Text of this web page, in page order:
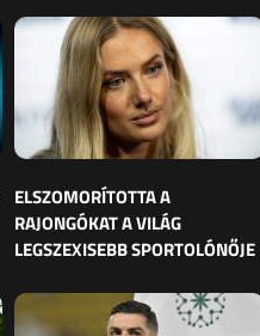
ELSZOMORÍTOTTA A
RAJONGÓKAT A VILÁG
LEGSZEXISEBB SPORTOLÓNŐJE